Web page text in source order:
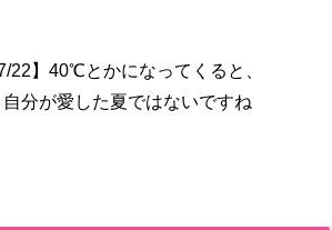
22】40℃とかになってくると、
分が愛した夏ではないですね